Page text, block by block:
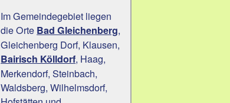
Im Gemeindegebiet liegen
die Orte Bad Gleichenberg,
Gleichenberg Dorf, Klausen,
Bairisch Kölldorf, Haag,
Merkendorf, Steinbach,
Waldsberg, Wilhelmsdorf,